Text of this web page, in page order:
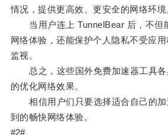
情况，提供更高效、更安全的网络环境
当用户连上 TunnelBear 后，不但
网络体验，还能保护个人隐私不受应
监视。
总之，这些国外免费加速器工具各
的优化网络效果。
相信用户们只要选择适合自己的加
到的畅快网络体验。
#2#